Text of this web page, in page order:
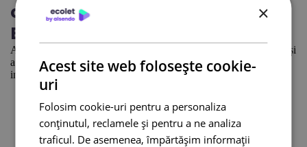
online, pe WooCommerce, cu
Ecolet?
Am creat un plugin dedicat, care facilitează folosirea avantajelor și
a funcțiilor unice ale platformei Ecolet. Pe site-ul nostru vei găsi
instrucțiuni detaliate, care-ți vor arăta pas cu pas, cum:
să descarci plugin-ul Ecolet din depozitul WordPress
să instalezi plugin-ul Ecolet
să faci importul de comenzi de la WooCommerce în
sistemul Ecolet
×
Acest site web folosește cookie-
uri
Folosim cookie-uri pentru a personaliza
conținutul, reclamele și pentru a ne analiza
traficul. De asemenea, împărtășim informații